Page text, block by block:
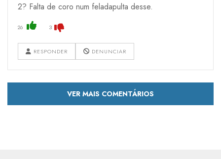
2? Falta de coro num feladapulta desse.
26 3
RESPONDER DENUNCIAR
VER MAIS COMENTÁRIOS